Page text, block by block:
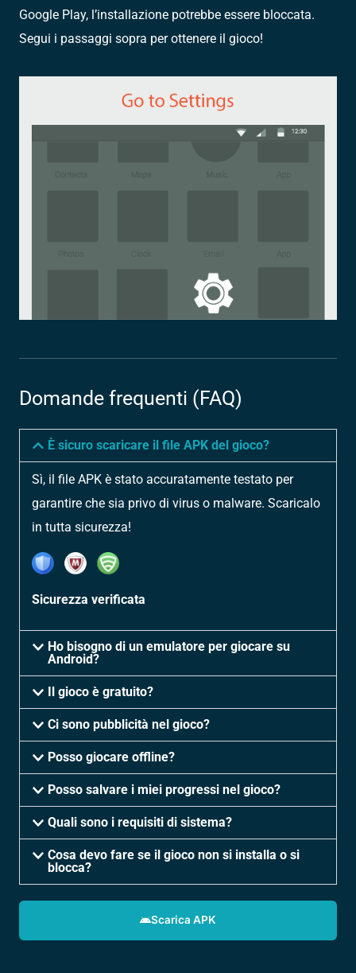
Google Play, l’installazione potrebbe essere bloccata.
Segui i passaggi sopra per ottenere il gioco!
Domande frequenti (FAQ)
È sicuro scaricare il file APK del gioco?
Sì, il file APK è stato accuratamente testato per
garantire che sia privo di virus o malware. Scaricalo
in tutta sicurezza!
Sicurezza verificata
Ho bisogno di un emulatore per giocare su
Android?
Il gioco è gratuito?
Ci sono pubblicità nel gioco?
Posso giocare offline?
Posso salvare i miei progressi nel gioco?
Quali sono i requisiti di sistema?
Cosa devo fare se il gioco non si installa o si
blocca?
Scarica APK